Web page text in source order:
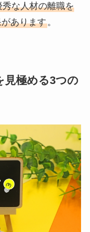
な人材の離職を
あります。
見極める3つの